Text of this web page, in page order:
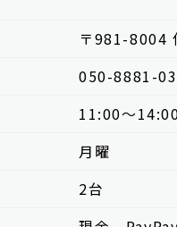
〒981-8004
050-8881-
11:00〜
月曜
2台